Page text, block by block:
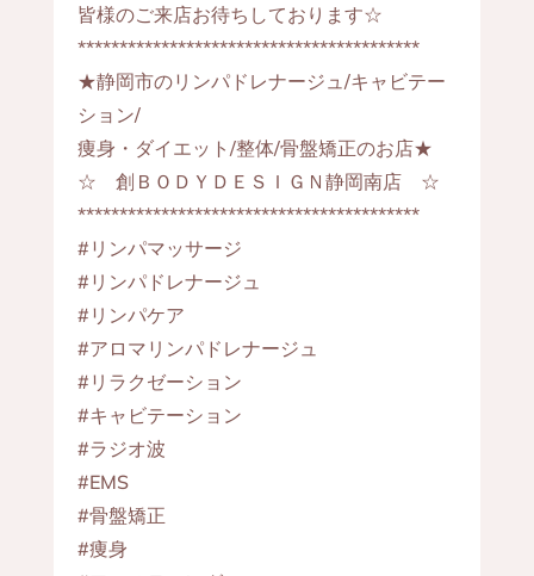
皆様のご来店お待ちしております☆
*****************************************
★静岡市のリンパドレナージュ/キャビテー
ション/
痩身・ダイエット/整体/骨盤矯正のお店★
☆ 創ＢＯＤＹＤＥＳＩＧＮ静岡南店 ☆
*****************************************
#リンパマッサージ
#リンパドレナージュ
#リンパケア
#アロマリンパドレナージュ
#リラクゼーション
#キャビテーション
#ラジオ波
#EMS
#骨盤矯正
#痩身